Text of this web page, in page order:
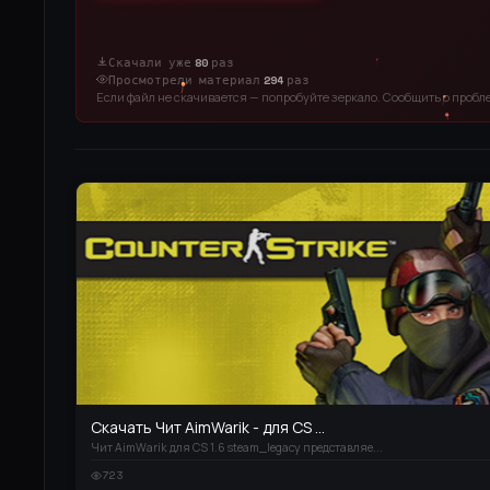
Скачали уже 80 раз
Просмотрели материал 294 раз
Если файл не скачивается — попробуйте зеркало. Сообщить о
Скачать Чит AimWarik - для CS ...
Чит AimWarik для CS 1.6 steam_legacy представляе...
723